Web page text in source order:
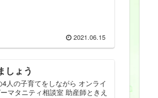
2021.06.15
しょう
人の子育てをしながら オンライ
マタニティ相談室 助産師ときえ